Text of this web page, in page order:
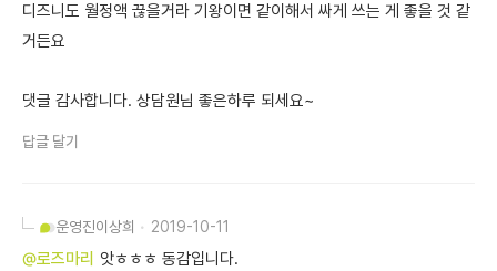
디즈니도 월정액 끊을거라 기왕이면 같이해서 싸게 쓰는 게 좋을 것 같
거든요
댓글 감사합니다. 상담원님 좋은하루 되세요~
답글 달기
운영진이상희 2019-10-11
@로즈마리 앗ㅎㅎㅎ 동감입니다.